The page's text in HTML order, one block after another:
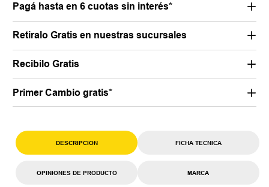
Pagá hasta en 6 cuotas sin interés*
Retiralo Gratis en nuestras sucursales
Recibilo Gratis
Primer Cambio gratis*
DESCRIPCION FICHA TECNICA
OPINIONES DE PRODUCTO MARCA